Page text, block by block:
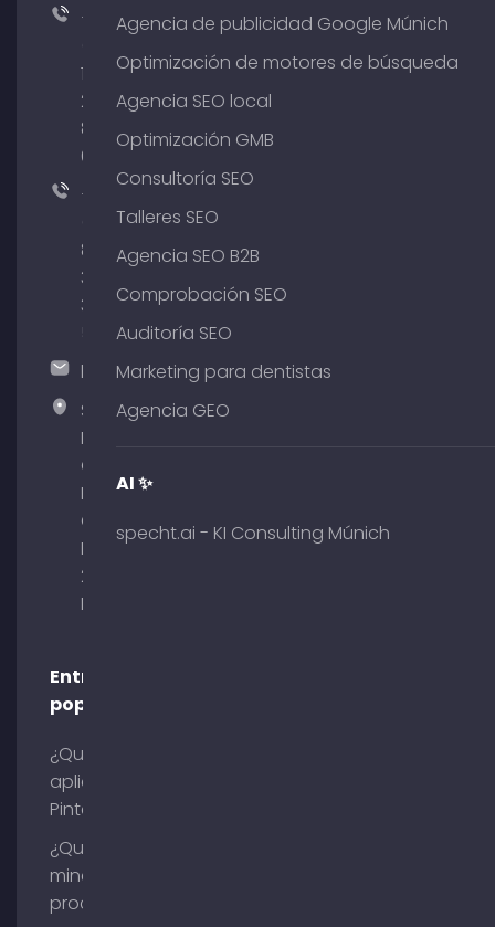
+49
176
204
801
64
+49
89
380
375
hallo@timospecht.de
Specht
Marketing
GmbH –
Palais am
Obelisk
Briennerstr.
29 80333
Múnich
Entradas
populares
¿Qué es la
aplicación
Pinterest?
¿Qué es la
minería de
procesos?
Agencia de publicidad Google Múnich
Optimización de motores de búsqueda
Agencia SEO local
Optimización GMB
Consultoría SEO
Talleres SEO
Agencia SEO B2B
Comprobación SEO
Auditoría SEO
Marketing para dentistas
Agencia GEO
AI ✨
specht.ai - KI Consulting Múnich